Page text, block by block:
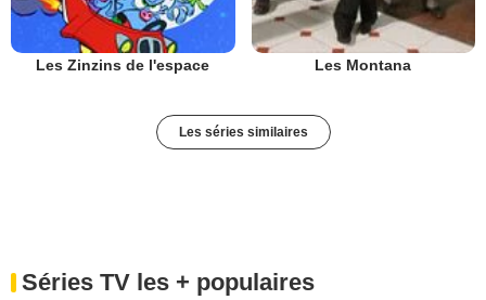
Les Zinzins de l'espace Les Montana
Les séries similaires
Séries TV les + populaires